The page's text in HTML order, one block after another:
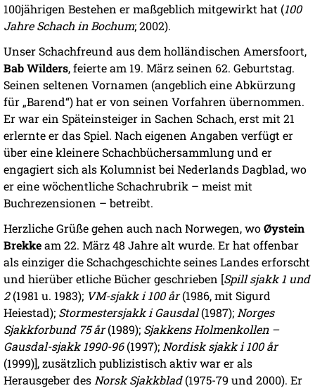
100jährigen Bestehen er maßgeblich mitgewirkt hat (100
Jahre Schach in Bochum; 2002).
Unser Schachfreund aus dem holländischen Amersfoort,
Bab Wilders, feierte am 19. März seinen 62. Geburtstag.
Seinen seltenen Vornamen (angeblich eine Abkürzung
für „Barend“) hat er von seinen Vorfahren übernommen.
Er war ein Späteinsteiger in Sachen Schach, erst mit 21
erlernte er das Spiel. Nach eigenen Angaben verfügt er
über eine kleinere Schachbüchersammlung und er
engagiert sich als Kolumnist bei Nederlands Dagblad, wo
er eine wöchentliche Schachrubrik – meist mit
Buchrezensionen – betreibt.
Herzliche Grüße gehen auch nach Norwegen, woØystein
Brekkeam 22. März 48 Jahre alt wurde. Er hat offenbar
als einziger die Schachgeschichte seines Landes erforscht
und hierüber etliche Bücher geschrieben [Spill sjakk 1 und
2(1981 u. 1983); VM-sjakk i 100 år(1986, mit Sigurd
Heiestad); Stormestersjakk i Gausdal(1987); Norges
Sjakkforbund 75 år(1989); Sjakkens Holmenkollen –
Gausdal-sjakk 1990-96(1997); Nordisk sjakk i 100 år
(1999)], zusätzlich publizistisch aktiv war er als
Herausgeber des Norsk Sjakkblad(1975-79 und 2000). Er